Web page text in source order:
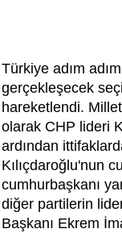
Türkiye adım
gerçekleşecek
hareketlendi.
olarak CHP lideri
ardından
Kılıçdaroğlu'nun
cumhurbaşkanı
diğer partilerin
Başkanı Ekrem